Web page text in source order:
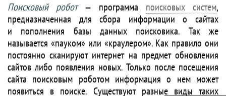
Поисковый робот— программа поисковых систем,
предназначенная для сбора информации о сайтах
и пополнения базы данных поисковика. Так же
называется «пауком» или «краулером». Как правило они
постоянно сканируют интернет на предмет обновления
сайтов либо появления новых. Только после посещения
сайта поисковым роботом информация о нем может
появиться в поиске. Существуют разные виды таких